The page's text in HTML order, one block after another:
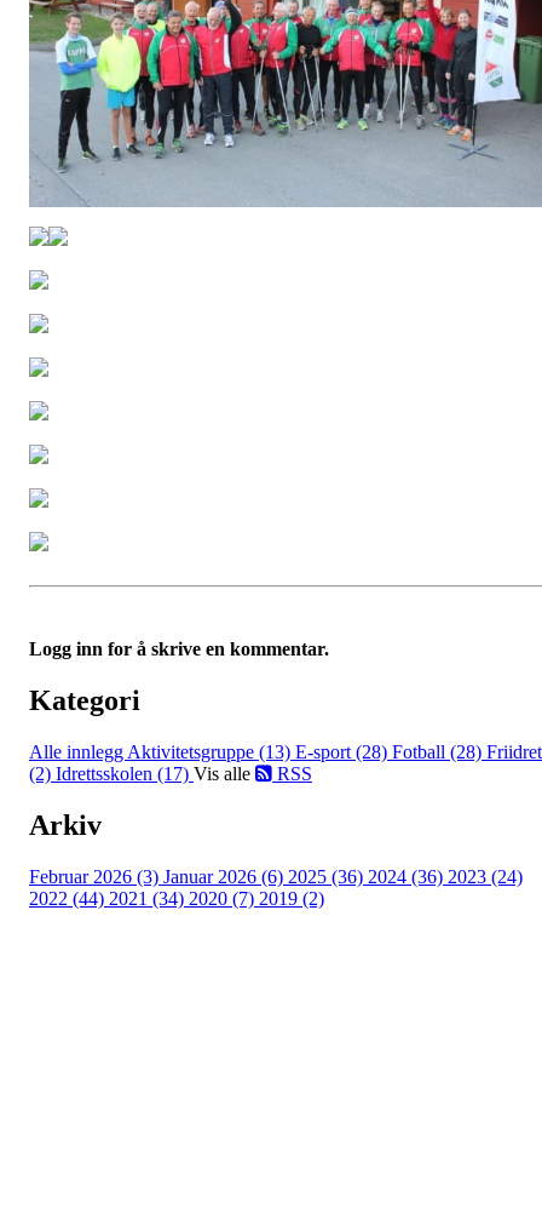
Logg inn for å skrive en kommentar.
Kategori
Alle innlegg Aktivitetsgruppe (13) E-sport (28) Fotball (28)
(2) Idrettsskolen (17) Vis alle RSS
Arkiv
Februar 2026 (3) Januar 2026 (6) 2025 (36) 2024 (36) 2023 (24)
2022 (44) 2021 (34) 2020 (7) 2019 (2)